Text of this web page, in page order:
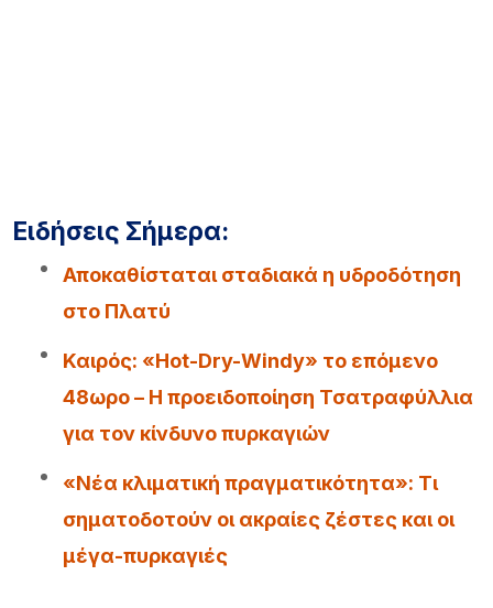
Ειδήσεις Σήμερα:
Αποκαθίσταται σταδιακά η υδροδότηση
στο Πλατύ
Καιρός: «Hot-Dry-Windy» το επόμενο
48ωρο – Η προειδοποίηση Τσατραφύλλια
για τον κίνδυνο πυρκαγιών
«Νέα κλιματική πραγματικότητα»: Τι
σηματοδοτούν οι ακραίες ζέστες και οι
μέγα-πυρκαγιές